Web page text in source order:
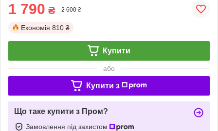
1 790 ₴ 2 600 ₴
Економія 810 ₴
Купити
або
Купити з
Що таке купити з Пром?
Замовлення під захистом